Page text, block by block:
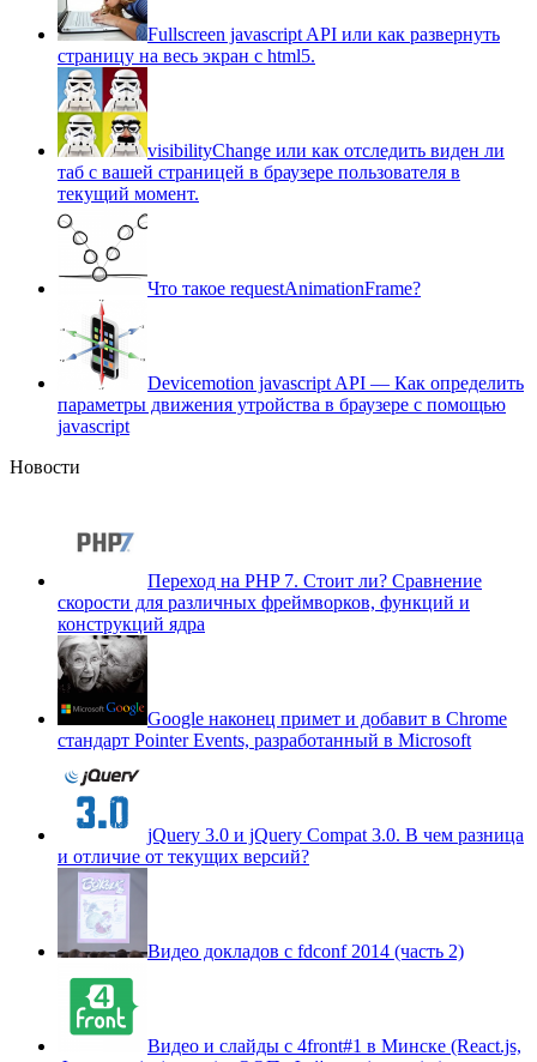
Fullscreen javascript API или как развернуть
страницу на весь экран c html5.
visibilityChange или как отследить виден ли
таб с вашей страницей в браузере пользователя в
текущий момент.
Что такое requestAnimationFrame?
Devicemotion javascript API — Как определить
параметры движения утройства в браузере с помощью
javascript
Новости
Переход на PHP 7. Cтоит ли? Сравнение
скорости для различных фреймворков, функций и
конструкций ядра
Google наконец примет и добавит в Chrome
стандарт Pointer Events, разработанный в Microsoft
jQuery 3.0 и jQuery Compat 3.0. В чем разница
и отличие от текущих версий?
Видео докладов с fdconf 2014 (часть 2)
Видео и слайды с 4front#1 в Минске (React.js,